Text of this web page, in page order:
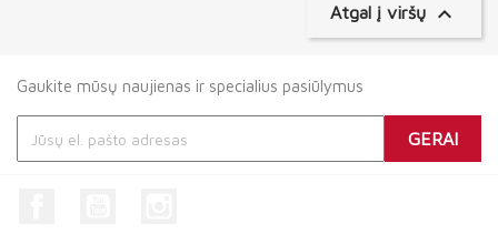
Atgal į viršų 
Gaukite mūsų naujienas ir specialius pasiūlymus